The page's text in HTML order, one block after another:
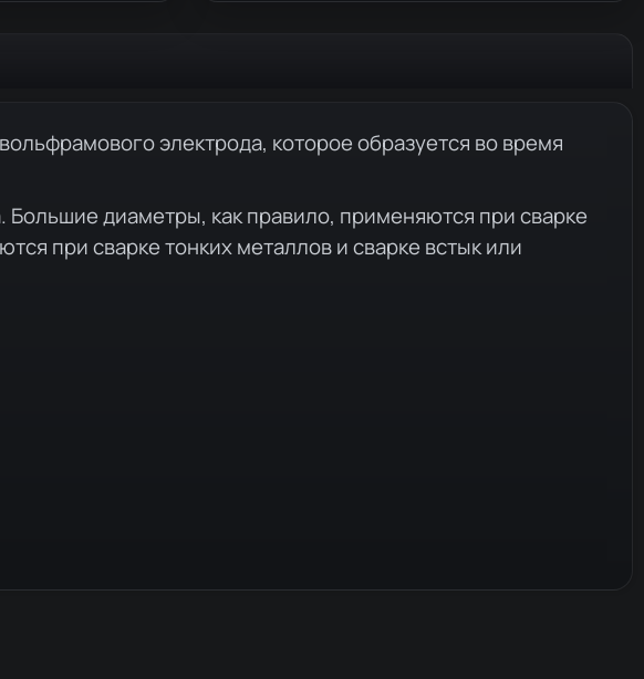
электрода, которое образуется во время
диаметры, как правило, применяются при сварке
при сварке тонких металлов и сварке встык или